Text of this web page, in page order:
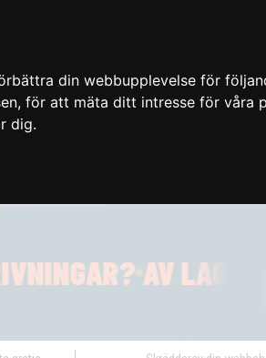
din webbupplevelse för
, för att mäta ditt intresse för våra
dig.